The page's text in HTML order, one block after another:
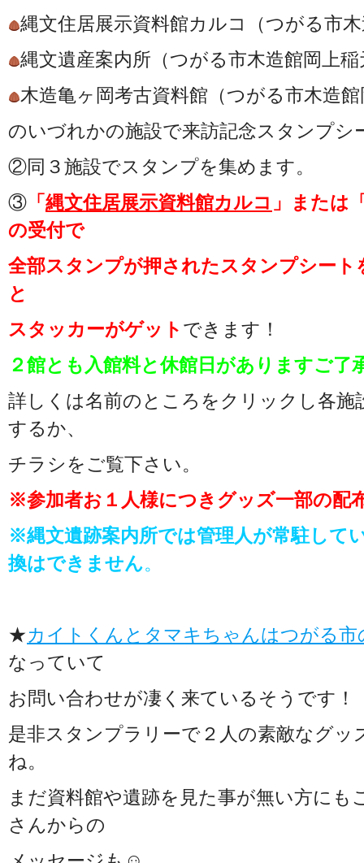
縄文住居展示資料館カルコ（つがる市
縄文遺産案内所（つがる市木造館岡上
木造亀ヶ岡考古資料館（つがる市木造
のいづれかの施設で来訪記念スタンプシ
②同３施設でスタンプを集めます。
③ 「縄文住居展示資料館カルコ 」または
の受付で
全部スタンプが押されたスタンプシー
と
スタッカーがゲット できます！
２館とも入館料と休館日がありますご了
詳しくは名前のところをクリックし各施
するか、
チラシをご覧下さい。
※参加者お１人様につきグッズ一部の配
※縄文遺跡案内所では管理人が常駐して
換はできません。
★カイトくんとタマキちゃんはつがる
なっていて
お問い合わせが凄く来ているそうです！
是非スタンプラリーで２人の素敵なグ
ね。
まだ資料館や遺跡を見た事が無い方にも
さんからの